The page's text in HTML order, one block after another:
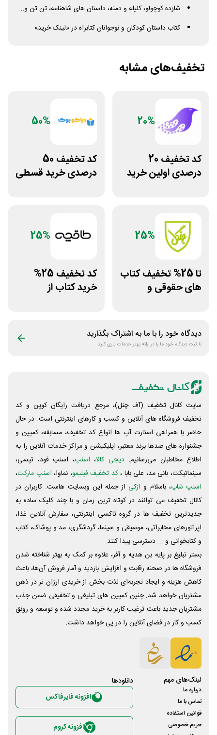
شازده کوچولو، کلیله و دمنه، داستان های شاهنامه، تن تن و..
کتاب داستان کودکان و نوجوانان کتابراه در «لینک خرید»
تخفیف‌های مشابه
20%
کد تخفیف 20
درصدی اولین خرید
50%
کد تخفیف 50
درصدی خرید قسطی
25%
تا 25% تخفیف کتاب
های حقوقی و
25%
کد تخفیف 25%
خرید کتاب از
دیدگاه خود را با ما به اشتراک بگذارید
با ثبت دیدگاه خود ما را در ارائه بهتر خدمات یاری کنید
سایت کانال تخفیف (آف چنل)، مرجع دریافت رایگان کوپن و کد
تخفیف فروشگاه های آنلاین و کسب و‌ کارهای اینترنتی است. در حال
حاضر با همراهی استارت آپ ها انواع کد تخفیف، مسابقه، کمپین و
جشنواره های صدها برند معتبر، اپلیکیشن و مراکز خدمات آنلاین را به
اطلاع مخاطبان می‌رسانیم. دیجی کالا، اسنپ، اسنپ فود، تپسی،
سینماتیکت، بانی مد، علی‌ بابا ،کد تخفیف فیلیمو، نماوا، اسنپ مارکت،
اسنپ شاپ، باسلام و ازکی از جمله این وبسایت ‌هاست. کاربران در
کانال تخفیف می توانند در کوتاه ترین زمان و با چند کلیک ساده به
جدیدترین تخفیف ها در گروه تاکسی اینترنتی، سفارش آنلاین غذا،
اپراتورهای مخابراتی، موسیقی و سینما، گردشگری، مد و پوشاک، کتاب
و کتابخوانی و ... دسترسی پیدا کنند.
بستر تبلیغ بر پایه بن هدیه و آفر، علاوه بر کمک به بهتر شناخته شدن
فروشگاه ها در صحنه رقابت و افزایش بازدید و آمار فروش آن‌ها، باعث
کاهش هزینه و ایجاد تجربه‌ای لذت بخش از خریدی ارزان تر در ذهن
مشتریان خواهد شد. چنین کمپین های تبلیغی و تخفیفی ضمن جذب
مشتریان جدید باعث ترغیب کاربر به خرید مجدد شده و توسعه و رونق
کسب و کار در فضای آنلاین را در پی خواهد داشت.
لینک‌های مهم
درباره ما
تماس با ما
قوانین استفاده
حریم خصوصی
دانلود‌ها
افزونه فایرفاکس
افزونه کروم